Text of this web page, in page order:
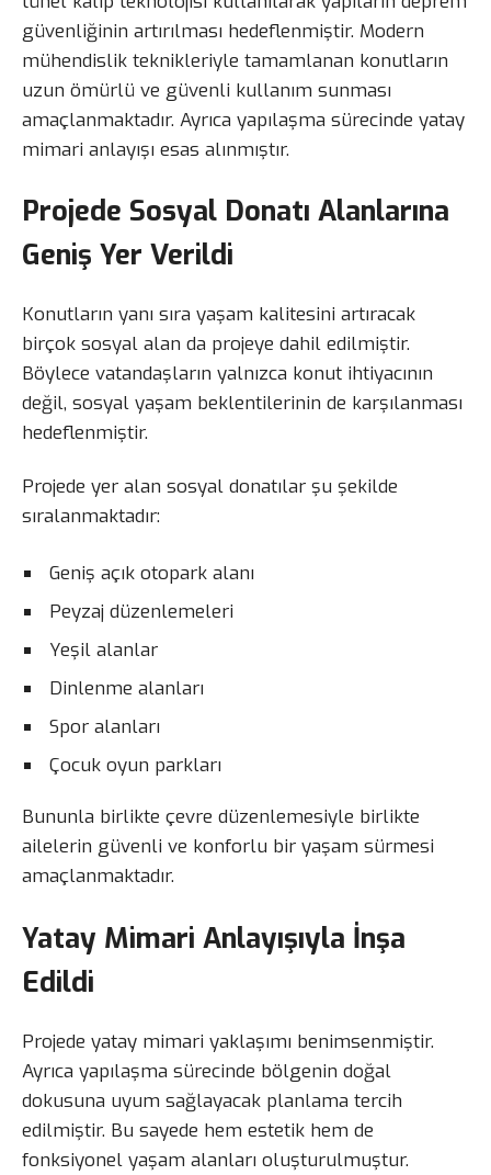
güvenliğinin artırılması hedeflenmiştir. Modern
mühendislik teknikleriyle tamamlanan konutların
uzun ömürlü ve güvenli kullanım sunması
amaçlanmaktadır. Ayrıca yapılaşma sürecinde yatay
mimari anlayışı esas alınmıştır.
Projede Sosyal Donatı Alanlarına
Geniş Yer Verildi
Konutların yanı sıra yaşam kalitesini artıracak
birçok sosyal alan da projeye dahil edilmiştir.
Böylece vatandaşların yalnızca konut ihtiyacının
değil, sosyal yaşam beklentilerinin de karşılanması
hedeflenmiştir.
Projede yer alan sosyal donatılar şu şekilde
sıralanmaktadır:
Geniş açık otopark alanı
Peyzaj düzenlemeleri
Yeşil alanlar
Dinlenme alanları
Spor alanları
Çocuk oyun parkları
Bununla birlikte çevre düzenlemesiyle birlikte
ailelerin güvenli ve konforlu bir yaşam sürmesi
amaçlanmaktadır.
Yatay Mimari Anlayışıyla İnşa
Edildi
Projede yatay mimari yaklaşımı benimsenmiştir.
Ayrıca yapılaşma sürecinde bölgenin doğal
dokusuna uyum sağlayacak planlama tercih
edilmiştir. Bu sayede hem estetik hem de
fonksiyonel yaşam alanları oluşturulmuştur.